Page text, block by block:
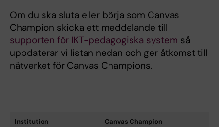
Om du ska sluta eller börja som Canvas
Champion skicka ett meddelande till
supporten för IKT-pedagogiska system så
uppdaterar vi listan nedan och ger åtkomst till
nätverket för Canvas Champions.
Institution Canvas Champion